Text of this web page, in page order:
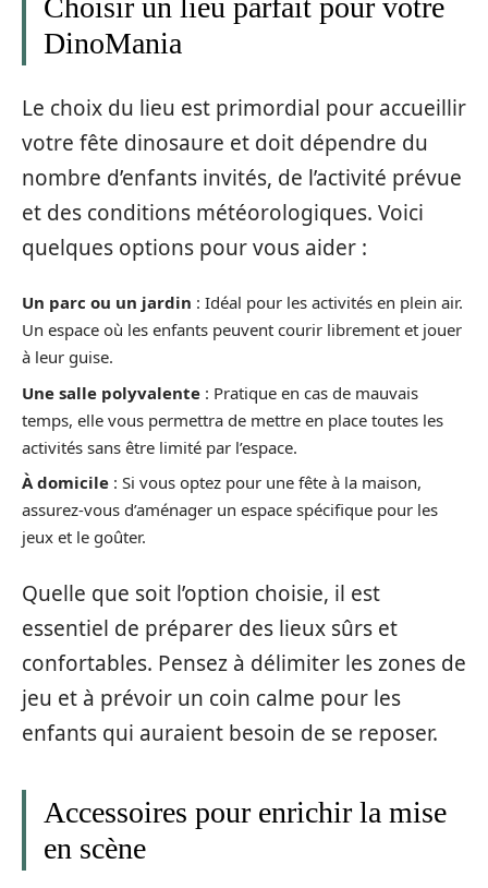
Choisir un lieu parfait pour votre
DinoMania
Le choix du lieu est primordial pour accueillir
votre fête dinosaure et doit dépendre du
nombre d’enfants invités, de l’activité prévue
et des conditions météorologiques. Voici
quelques options pour vous aider :
Un parc ou un jardin : Idéal pour les activités en plein air.
Un espace où les enfants peuvent courir librement et jouer
à leur guise.
Une salle polyvalente : Pratique en cas de mauvais
temps, elle vous permettra de mettre en place toutes les
activités sans être limité par l’espace.
À domicile : Si vous optez pour une fête à la maison,
assurez-vous d’aménager un espace spécifique pour les
jeux et le goûter.
Quelle que soit l’option choisie, il est
essentiel de préparer des lieux sûrs et
confortables. Pensez à délimiter les zones de
jeu et à prévoir un coin calme pour les
enfants qui auraient besoin de se reposer.
Accessoires pour enrichir la mise
en scène